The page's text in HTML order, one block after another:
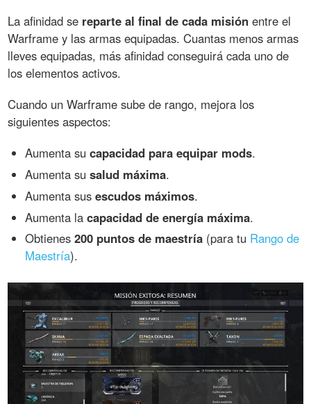
La afinidad se reparte al final de cada misión entre el
Warframe y las armas equipadas. Cuantas menos armas
lleves equipadas, más afinidad conseguirá cada uno de
los elementos activos.
Cuando un Warframe sube de rango, mejora los
siguientes aspectos:
Aumenta sucapacidad para equipar mods.
Aumenta susalud máxima.
Aumenta susescudos máximos.
Aumenta lacapacidad de energía máxima.
Obtienes200 puntos de maestría (para tu Rango de
Maestría).